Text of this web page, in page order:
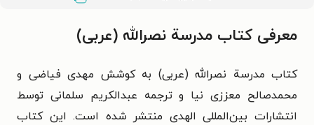
معرفی کتاب مدرسة نصرالله (عربی)
کتاب مدرسة نصرالله (عربی) به کوشش مهدی فیاضی و
محمدصالح معززی نیا و ترجمه عبدالکریم سلمانی توسط
انتشارات بین‌المللی الهدی منتشر شده است. این کتاب